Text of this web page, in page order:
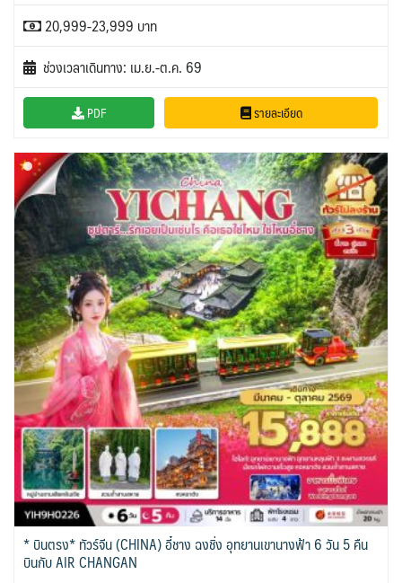
20,999-23,999 บาท
ช่วงเวลาเดินทาง: เม.ย.-ต.ค. 69
PDF รายละเอียด
* บินตรง* ทัวร์จีน (CHINA) อี๋ชาง ฉงชิ่ง อุทยานเขานางฟ้า 6 วัน 5 คืน
บินกับ AIR CHANGAN